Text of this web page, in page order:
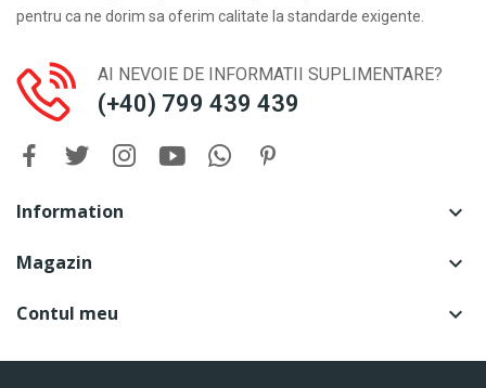
pentru ca ne dorim sa oferim calitate la standarde exigente.
AI NEVOIE DE INFORMATII SUPLIMENTARE?
(+40) 799 439 439
Information 
Magazin 
Contul meu 